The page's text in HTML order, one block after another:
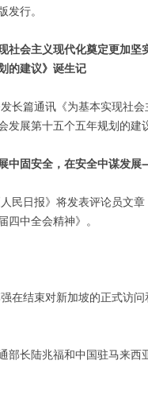
行。
社会主义现代化奠定更加
的建议》诞生记
长篇通讯《为基本实现社
发展第十五个五年规划的建
中固安全，在安全中谋发
民日报》将发表评论员文
中全会精神》。
在结束对新加坡的正式访
部长陆兆福和中国驻马来